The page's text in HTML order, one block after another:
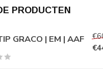
PRODUCTEN
GRACO | EM | AAF